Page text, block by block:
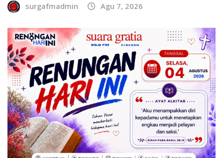
surgafmadmin Agu 7, 2026